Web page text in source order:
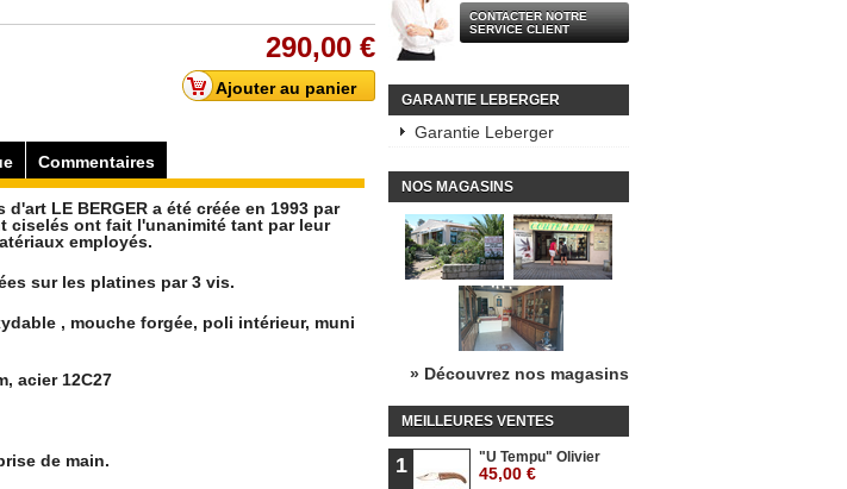
290,00 €
Commentaires
LE BERGER a été créée en 1993 par
ciselés ont fait l'unanimité tant par leur
employés.
sur les platines par 3 vis.
, mouche forgée, poli intérieur, muni
acier 12C27
de main.
CONTACTER NOTRE
SERVICE CLIENT
GARANTIE LEBERGER
Garantie Leberger
NOS MAGASINS
» Découvrez nos magasins
MEILLEURES VENTES
1 "U Tempu" Olivier
45,00 €